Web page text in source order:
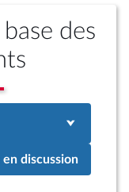
des
discussion